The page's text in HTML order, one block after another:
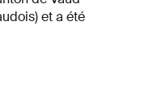
et a été